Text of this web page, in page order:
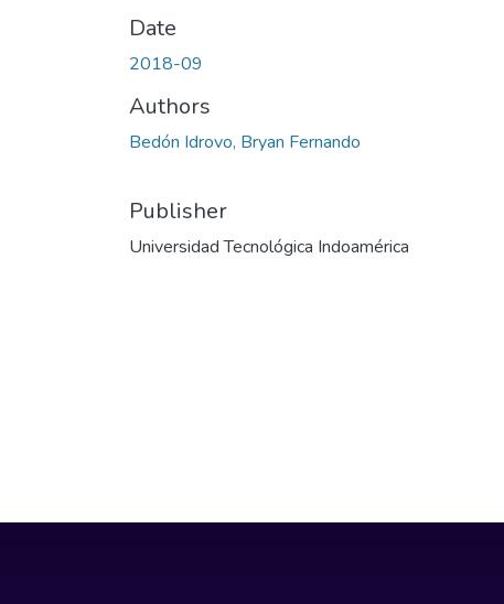
Date
2018-09
Authors
Bedón Idrovo, Bryan Fernando
Publisher
Universidad Tecnológica Indoamérica